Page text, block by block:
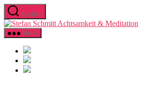
Direkt
zum
Inhalt
wechseln
Suchen
Menü